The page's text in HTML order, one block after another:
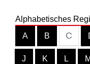
Alphabetisches
A
B C
J K L M